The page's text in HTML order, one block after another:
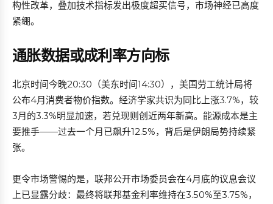
构性改革，叠加技术指标发出极度超买信号，市场神经已高度
紧绷。
通胀数据或成利率方向标
北京时间今晚20:30（美东时间14:30），美国劳工统计局将
公布4月消费者物价指数。经济学家共识为同比上涨3.7%，较
3月的3.3%明显加速，若兑现则创近两年新高。能源成本是主
要推手——过去一个月已飙升12.5%，背后是伊朗局势持续紧
张。
更令市场警惕的是，联邦公开市场委员会在4月底的议息会议
上已显露分歧：最终将联邦基金利率维持在3.50%至3.75%，